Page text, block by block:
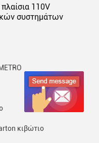
110V
συστημάτων
κιβώτιο